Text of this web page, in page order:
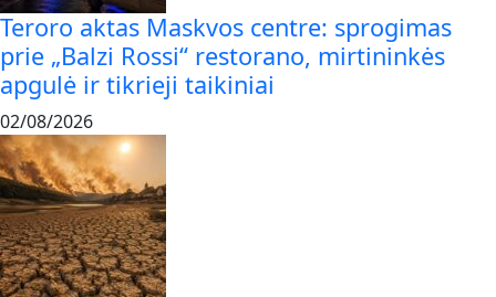
Teroro aktas Maskvos centre: sprogimas
prie „Balzi Rossi“ restorano, mirtininkės
apgulė ir tikrieji taikiniai
02/08/2026